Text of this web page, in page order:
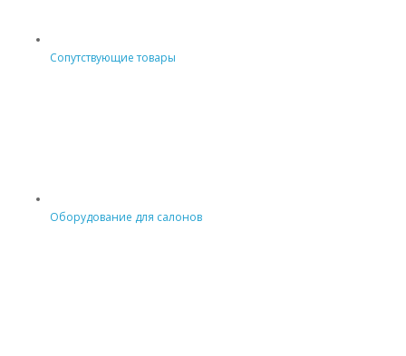
Сопутствующие товары
Оборудование для салонов